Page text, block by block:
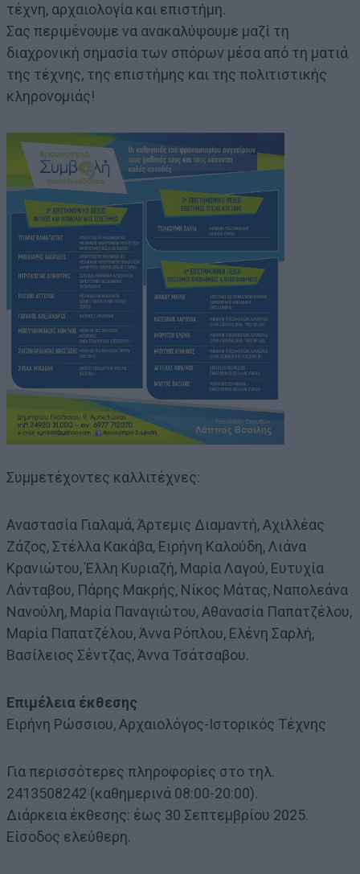
τέχνη, αρχαιολογία και επιστήμη.
Σας περιμένουμε να ανακαλύψουμε μαζί τη
διαχρονική σημασία των σπόρων μέσα από τη ματιά
της τέχνης, της επιστήμης και της πολιτιστικής
κληρονομιάς!
Συμμετέχοντες καλλιτέχνες:
Αναστασία Γιαλαμά, Άρτεμις Διαμαντή, Αχιλλέας
Ζάζος, Στέλλα Κακάβα, Ειρήνη Καλούδη, Λιάνα
Κρανιώτου, Έλλη Κυριαζή, Μαρία Λαγού, Ευτυχία
Λάνταβου, Πάρης Μακρής, Νίκος Μάτας, Ναπολεάνα
Νανούλη, Μαρία Παναγιώτου, Αθανασία Παπατζέλου,
Μαρία Παπατζέλου, Άννα Ρόπλου, Ελένη Σαρλή,
Βασίλειος Σέντζας, Άννα Τσάτσαβου.
Επιμέλεια έκθεσης
Ειρήνη Ρώσσιου, Αρχαιολόγος-Ιστορικός Τέχνης
Για περισσότερες πληροφορίες στο τηλ.
2413508242 (καθημερινά 08:00-20:00).
Διάρκεια έκθεσης: έως 30 Σεπτεμβρίου 2025.
Είσοδος ελεύθερη.